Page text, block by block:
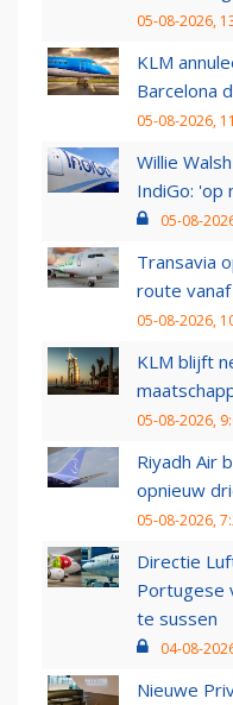
05-08-2026,
KLM
Barcelona
05-08-2026,
Willie
IndiGo: 'op
05-08-
Transavia
route
05-08-2026,
KLM blijft
05-08-2026,
Riyadh Air
opnieuw
05-08-2026,
Directie
Portugese
te sussen
04-08-
Nieuwe